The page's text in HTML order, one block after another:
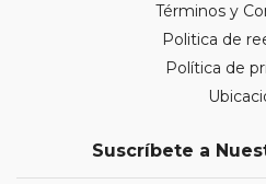
Términos y
Politica de
Política de
Suscríbete a